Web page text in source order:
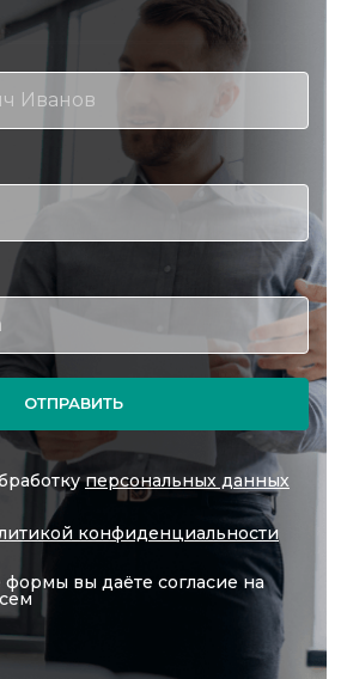
ОТПРАВИТЬ
персональных данных
конфиденциальности
вы даёте согласие на